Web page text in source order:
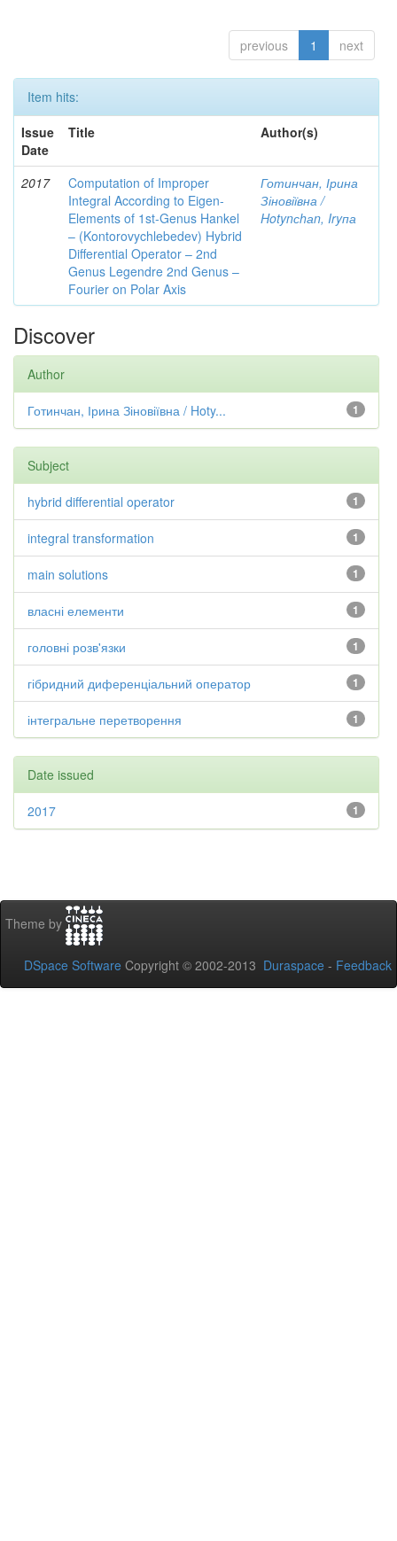
previous 1 next
Item hits:
Issue
Date
Title Author(s)
2017
Computation of Improper
Integral According to Eigen-
Elements of 1st-Genus Hankel
– (Kontorovychlebedev) Hybrid
Differential Operator – 2nd
Genus Legendre 2nd Genus –
Fourier on Polar Axis
Готинчан, Ірина
Зіновіївна /
Hotynсhаn, Iryпа
Discover
Author
1
Готинчан, Ірина Зіновіївна / Hoty...
Subject
1
hybrid differential operator
1
integral transformation
1
main solutions
1
власні елементи
1
головні розв'язки
1
гібридний диференціальний оператор
1
інтегральне перетворення
Date issued
1
2017
Theme by
DSpace Software Copyright © 2002-2013 Duraspace - Feedback